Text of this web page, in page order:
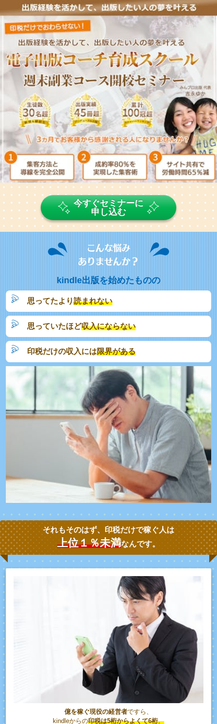
今すぐセミナーに
申し込む
こんな悩み
ありませんか？
kindle出版を始めたものの
思ってたより読まれない
思っていたほど収入にならない
印税だけの収入には限界がある
それもそのはず、印税だけで稼ぐ人は
上位１％未満なんです。
億を稼ぐ現役の経営者ですら、
kindleからの印税は5桁からよくて6桁。